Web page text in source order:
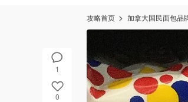
1
0
攻略首页 加拿大国民面包品